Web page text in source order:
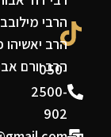
050-
2500-
902
הרבי
הרב יאשיהו
הרב יורם